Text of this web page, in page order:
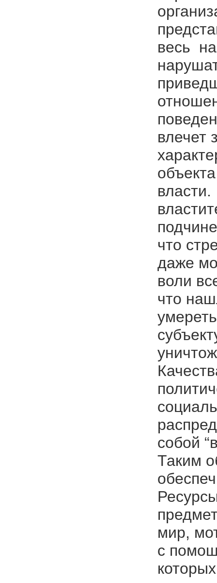
весь
влечет
что
даже
воли
что
собой
Таким
мир,
с